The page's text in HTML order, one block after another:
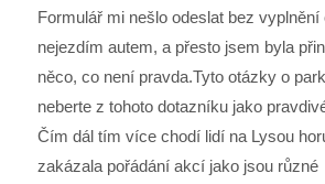
Formulář mi nešlo odeslat bez vyplnění
nejezdím autem, a přesto jsem byla
něco, co není pravda.Tyto otázky o
neberte z tohoto dotazníku jako
Čím dál tím více chodí lidí na Lysou
zakázala pořádání akcí jako jsou různé